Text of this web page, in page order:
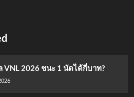
VNL 2026 ชนะ 1 นัดได้กี่บาท?